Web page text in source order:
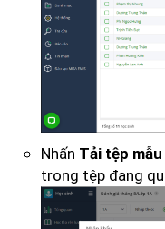
Nhấn Tải tệp mẫu
trong tệp đang